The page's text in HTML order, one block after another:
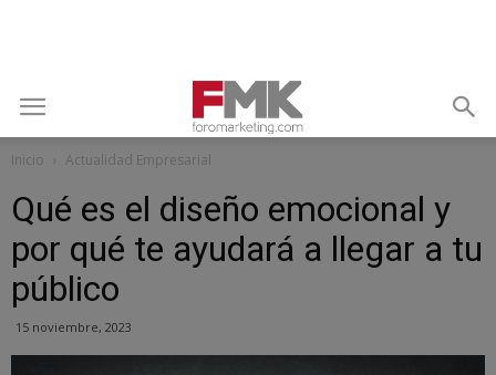
Inicio Actualidad Empresarial
Qué es el diseño emocional y
por qué te ayudará a llegar a tu
público
15 noviembre, 2023